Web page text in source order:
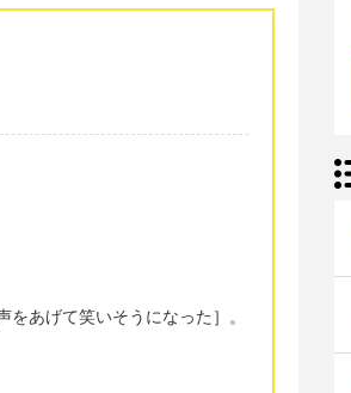
あげて笑いそうになった］。